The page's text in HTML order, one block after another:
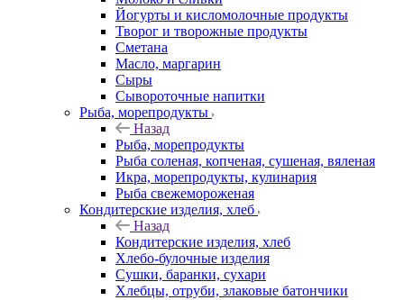
Йогурты и кисломолочные продукты
Творог и творожные продукты
Сметана
Масло, маргарин
Сыры
Сывороточные напитки
Рыба, морепродукты
Назад
Рыба, морепродукты
Рыба соленая, копченая, сушеная, вяленая
Икра, морепродукты, кулинария
Рыба свежемороженая
Кондитерские изделия, хлеб
Назад
Кондитерские изделия, хлеб
Хлебо-булочные изделия
Сушки, баранки, сухари
Хлебцы, отруби, злаковые батончики